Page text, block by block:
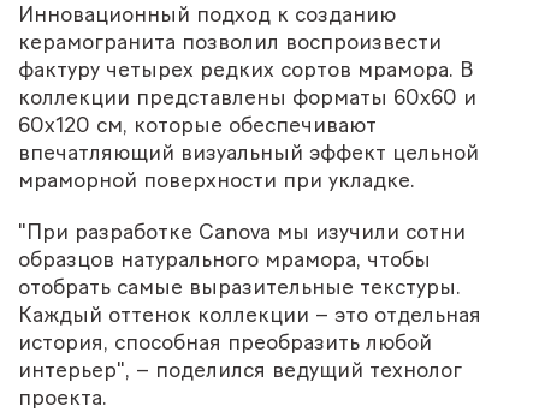
Инновационный подход к созданию
керамогранита позволил воспроизвести
фактуру четырех редких сортов мрамора. В
коллекции представлены форматы 60х60 и
60х120 см, которые обеспечивают
впечатляющий визуальный эффект цельной
мраморной поверхности при укладке.
"При разработке Canova мы изучили сотни
образцов натурального мрамора, чтобы
отобрать самые выразительные текстуры.
Каждый оттенок коллекции – это отдельная
история, способная преобразить любой
интерьер", – поделился ведущий технолог
проекта.